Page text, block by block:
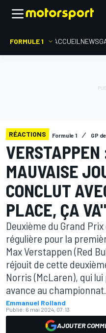
FORMULE 1 ACCUEIL NEWS
RÉACTIONS Formule 1 GP
MAUVAISE
CONCLUT
PLACE, ÇA VA"
Deuxième du Grand
régulière pour la
Max Verstappen (Red
réjouit de cette
Norris (McLaren), qui
avance au championnat.
Emmanuel Rolland
Publié: 6 mai 2024, 07:13
AJOUTER